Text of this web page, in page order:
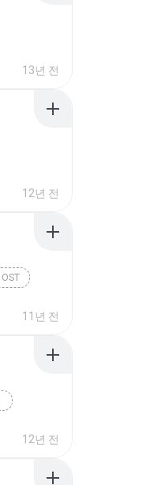
13년 전
12년 전
OST
11년 전
12년 전